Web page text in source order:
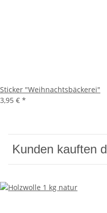
Sticker "Weihnachtsbäckerei"
3,95 € *
Kunden kauften